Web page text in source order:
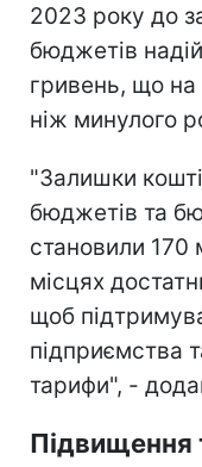
2023 року до
бюджетів
гривень, що
ніж минулого
"Залишки
бюджетів та
становили 170
місцях
щоб
підприємства
тарифи", -
Підвищення